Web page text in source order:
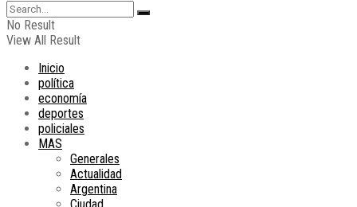
No Result
View All Result
Inicio
política
economía
deportes
policiales
MAS
Generales
Actualidad
Argentina